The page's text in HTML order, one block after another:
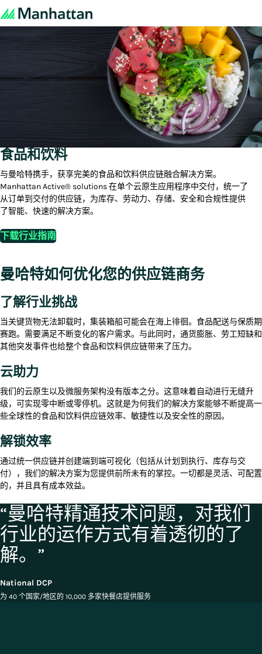
食品和饮料
与曼哈特携手，获享完美的食品和饮料供应链融合解决方案。
Manhattan Active® solutions 在单个云原生应用程序中交付，统一了
从订单到交付的供应链，为库存、劳动力、存储、安全和合规性提供
了智能、快速的解决方案。
下载行业指南
曼哈特如何优化您的供应链商务
了解行业挑战
当关键货物无法卸载时，集装箱船可能会在海上徘徊。食品配送与保质期
赛跑。需要满足不断变化的客户需求。与此同时，通货膨胀、劳工短缺和
其他突发事件也给整个食品和饮料供应链带来了压力。
云助力
我们的云原生以及微服务架构没有版本之分。这意味着自动进行无缝升
级，可实现零中断或零停机。这就是为何我们的解决方案能够不断提高一
些全球性的食品和饮料供应链效率、敏捷性以及安全性的原因。
解锁效率
通过统一供应链并创建端到端可视化（包括从计划到执行、库存与交
付），我们的解决方案为您提供前所未有的掌控。一切都是灵活、可配置
的，并且具有成本效益。
“曼哈特精通技术问题，对我们
行业的运作方式有着透彻的了
解。”
National DCP
为 40 个国家/地区的 10,000 多家快餐店提供服务